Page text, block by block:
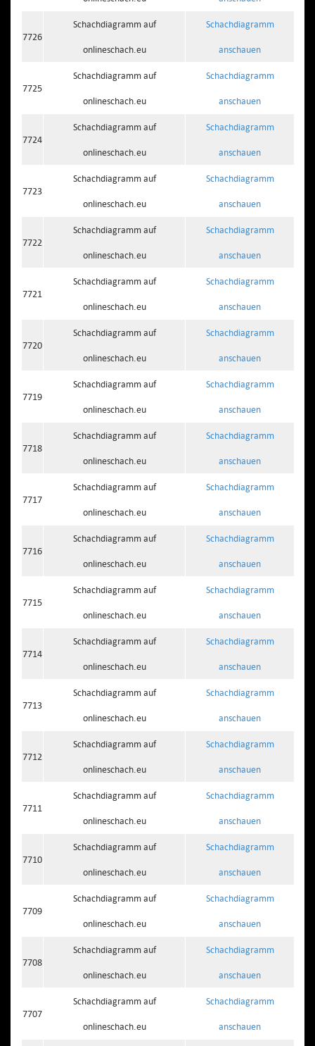
7726
Schachdiagramm auf
onlineschach.eu
Schachdiagramm
anschauen
7725
Schachdiagramm auf
onlineschach.eu
Schachdiagramm
anschauen
7724
Schachdiagramm auf
onlineschach.eu
Schachdiagramm
anschauen
7723
Schachdiagramm auf
onlineschach.eu
Schachdiagramm
anschauen
7722
Schachdiagramm auf
onlineschach.eu
Schachdiagramm
anschauen
7721
Schachdiagramm auf
onlineschach.eu
Schachdiagramm
anschauen
7720
Schachdiagramm auf
onlineschach.eu
Schachdiagramm
anschauen
7719
Schachdiagramm auf
onlineschach.eu
Schachdiagramm
anschauen
7718
Schachdiagramm auf
onlineschach.eu
Schachdiagramm
anschauen
7717
Schachdiagramm auf
onlineschach.eu
Schachdiagramm
anschauen
7716
Schachdiagramm auf
onlineschach.eu
Schachdiagramm
anschauen
7715
Schachdiagramm auf
onlineschach.eu
Schachdiagramm
anschauen
7714
Schachdiagramm auf
onlineschach.eu
Schachdiagramm
anschauen
7713
Schachdiagramm auf
onlineschach.eu
Schachdiagramm
anschauen
7712
Schachdiagramm auf
onlineschach.eu
Schachdiagramm
anschauen
7711
Schachdiagramm auf
onlineschach.eu
Schachdiagramm
anschauen
7710
Schachdiagramm auf
onlineschach.eu
Schachdiagramm
anschauen
7709
Schachdiagramm auf
onlineschach.eu
Schachdiagramm
anschauen
7708
Schachdiagramm auf
onlineschach.eu
Schachdiagramm
anschauen
7707
Schachdiagramm auf
onlineschach.eu
Schachdiagramm
anschauen